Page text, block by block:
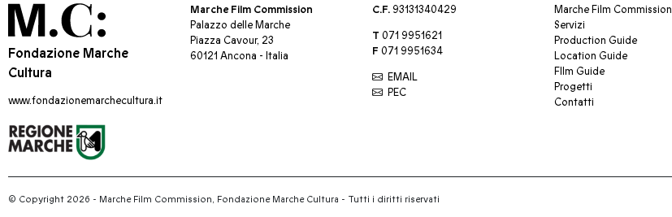
Fondazione Marche
Cultura
www.fondazionemarchecultura.it
Marche Film Commission
Palazzo delle Marche
Piazza Cavour, 23
60121 Ancona - Italia
C.F.93131340429
T 071 9951621
F 071 9951634
EMAIL
PEC
Marche Film Commission
Servizi
Production Guide
Location Guide
FIlm Guide
Progetti
Contatti
© Copyright 2026 - Marche Film Commission, Fondazione Marche Cultura - Tutti i diritti riservati